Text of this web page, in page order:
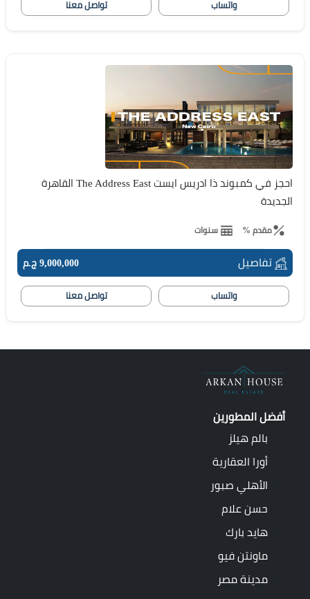
واتساب تواصل معنا
احجز في كمبوند ذا ادريس ايست The Address East القاهرة
الجديدة
مقدم % سنوات
تفاصيل 9,000,000 ج.م
واتساب تواصل معنا
أفضل المطورين
بالم هيلز
أورا العقارية
الأهلي صبور
حسن علام
هايد بارك
ماونتن فيو
مدينة مصر